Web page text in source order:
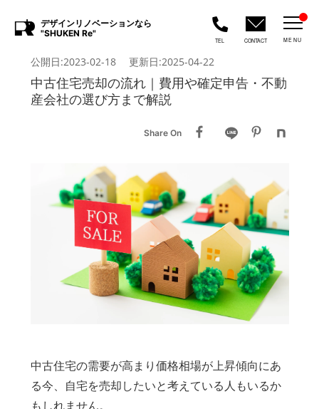
デザインリノベーションなら
"SHUKEN Re"
TEL CONTACT MENU
公開日:2023-02-18 更新日:2025-04-22
中古住宅売却の流れ｜費用や確定申告・不動
産会社の選び方まで解説
Share On
中古住宅の需要が高まり価格相場が上昇傾向にあ
る今、自宅を売却したいと考えている人もいるか
もしれません。